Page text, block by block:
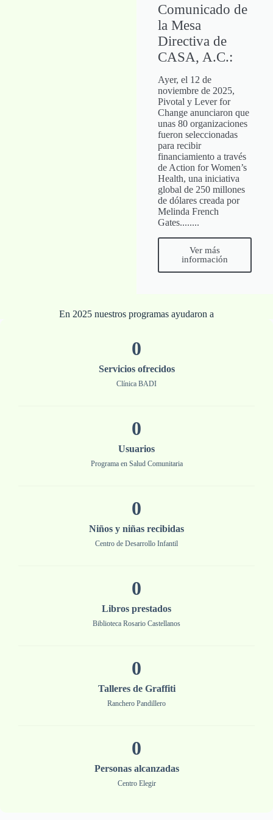
Comunicado de
la Mesa
Directiva de
CASA, A.C.:
Ayer, el 12 de
noviembre de 2025,
Pivotal y Lever for
Change anunciaron que
unas 80 organizaciones
fueron seleccionadas
para recibir
financiamiento a través
de Action for Women’s
Health, una iniciativa
global de 250 millones
de dólares creada por
Melinda French
Gates........
Ver más
información
En 2025 nuestros programas ayudaron a
0
Servicios ofrecidos
Clínica BADI
0
Usuarios
Programa en Salud Comunitaria
0
Niños y niñas recibidas
Centro de Desarrollo Infantil
0
Libros prestados
Biblioteca Rosario Castellanos
0
Talleres de Graffiti
Ranchero Pandillero
0
Personas alcanzadas
Centro Elegir